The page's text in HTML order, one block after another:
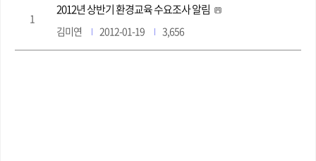
1
2012년 상반기 환경교육 수요조사 알림
김미연 2012-01-19 3,656